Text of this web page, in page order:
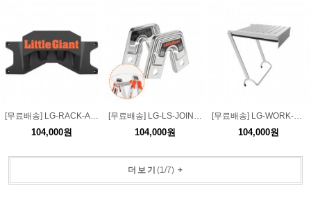
[무료배송] LG-RACK-AC LG 사다리 거치대 악세사리
104,000원
[무료배송] LG-LS-JOINT LG용 LS 사다리 연결브라켓 악세사리
104,000원
[무료배송] LG-WORK-PLATFORM LG용 사다리 발판 플랫폼 악세사리
104,000원
더보기 (1/7)+